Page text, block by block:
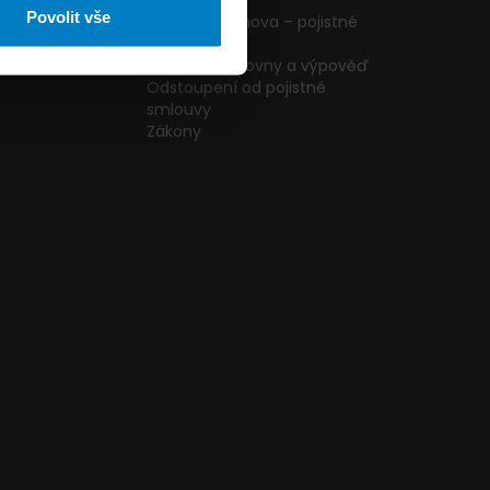
Povolit vše
Pojištění domova – pojistné
podmínky
Změna pojišťovny a výpověď
Odstoupení od pojistné
smlouvy
Zákony